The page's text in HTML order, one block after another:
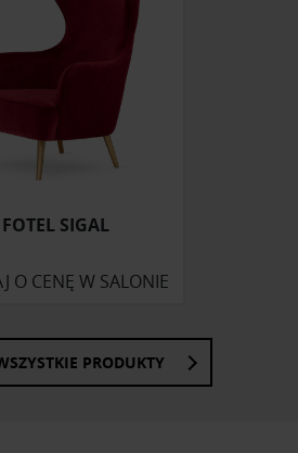
FOTEL SIGAL
O CENĘ W SALONIE
PRODUKTY